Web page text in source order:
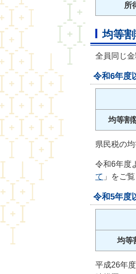
所
均等
全員同じ金
令和6年度
均等割
県民税の
令和6年度
て 」をご
令和5年度
均等
平成26年